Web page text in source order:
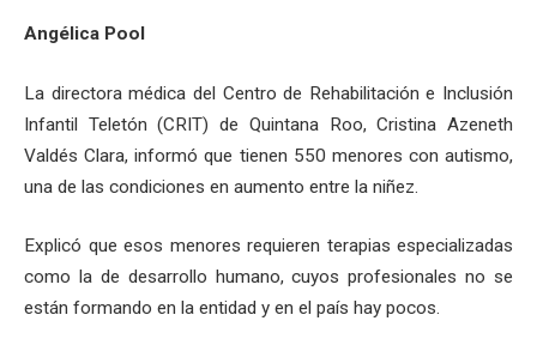
Angélica Pool
La directora médica del Centro de Rehabilitación e Inclusión
Infantil Teletón (CRIT) de Quintana Roo, Cristina Azeneth
Valdés Clara, informó que tienen 550 menores con autismo,
una de las condiciones en aumento entre la niñez.
Explicó que esos menores requieren terapias especializadas
como la de desarrollo humano, cuyos profesionales no se
están formando en la entidad y en el país hay pocos.